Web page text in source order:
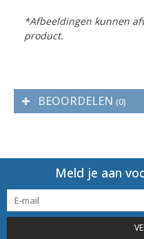
*Afbeeldingen kunnen
product.
BEOORDELEN (0)
Meld je aan